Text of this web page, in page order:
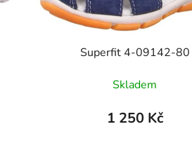
Superfit 4-09142-80
Skladem
1 250 Kč